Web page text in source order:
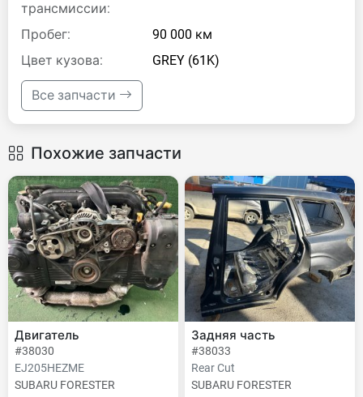
трансмиссии:
Пробег:
90 000 км
Цвет кузова:
GREY (61K)
Все запчасти
Похожие запчасти
Двигатель
#38030
EJ205HEZME
SUBARU FORESTER
Задняя часть
#38033
Rear Cut
SUBARU FORESTER